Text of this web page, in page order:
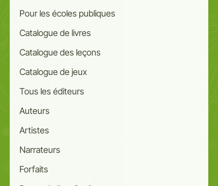
Pour les écoles publiques
Catalogue de livres
Catalogue des leçons
Catalogue de jeux
Tous les éditeurs
Auteurs
Artistes
Narrateurs
Forfaits